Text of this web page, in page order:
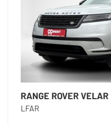
RANGE ROVER VELAR
LFAR